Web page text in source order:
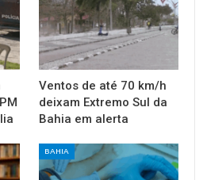
Ventos de até 70 km/h
deixam Extremo Sul da
Bahia em alerta
BAHIA